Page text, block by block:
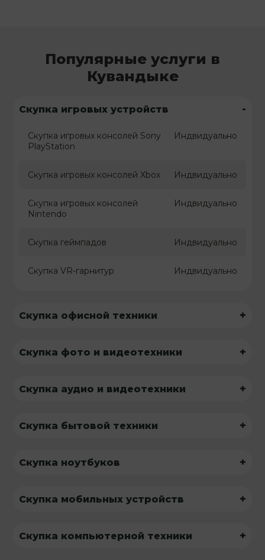
Популярные услуги в
Кувандыке
Скупка игровых устройств -
Скупка игровых консолей Sony
PlayStation
Индвидуально
Скупка игровых консолей Xbox Индвидуально
Скупка игровых консолей
Nintendo
Индвидуально
Скупка геймпадов Индвидуально
Скупка VR-гарнитур Индвидуально
Скупка офисной техники +
Скупка фото и видеотехники +
Скупка аудио и видеотехники +
Скупка бытовой техники +
Скупка ноутбуков +
Скупка мобильных устройств +
Скупка компьютерной техники +